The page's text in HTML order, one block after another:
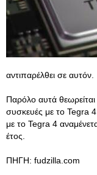
αντιπαρέλθει σε αυτόν.
Παρόλο αυτά
συσκευές με το Tegra
με το Tegra 4
έτος.
ΠΗΓΗ: fudzilla.com